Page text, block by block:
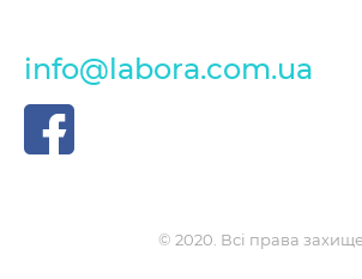
info@labora.com.ua
© 2020. Всі права